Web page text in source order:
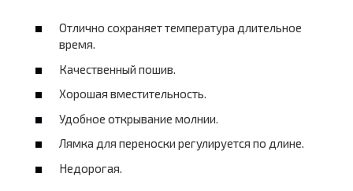
Отлично сохраняет температура длительное
время.
Качественный пошив.
Хорошая вместительность.
Удобное открывание молнии.
Лямка для переноски регулируется по длине.
Недорогая.